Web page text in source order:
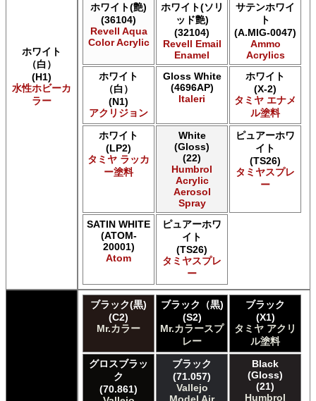
ALCLAD II ALCLAD II
Acrylicos Vallejo Vallejo Diorama FX
Acrylicos Vallejo Vallejo Game Air
Acrylicos Vallejo Vallejo Game Color
Acrylicos Vallejo Vallejo Hobby Paint スプレー
Acrylicos Vallejo Vallejo Liquid Gold
Acrylicos Vallejo Vallejo Mecha Color
Acrylicos Vallejo Vallejo Metal Color
Acrylicos Vallejo Vallejo Model Air
Acrylicos Vallejo Vallejo Model Color
Acrylicos Vallejo Vallejo Panzer Aces
Acrylicos Vallejo Vallejo Pigment FX
Acrylicos Vallejo Vallejo Premium カラー
Acrylicos Vallejo Vallejo Wash FX
Acrylicos Vallejo Vallejo Weathering FX
Acrylicos Vallejo Vallejo Xpress カラー
E7 Paints E7 Paints
E7 Paints Humbrol Acrylic Aerosol Spray
Games Workshop Limited Citadel Air
Games Workshop Limited Citadel Spray
Games Workshop Limited Citadelカラー
Games Workshop Limited 先Citadel カラー
HATAKA HOBBY Hataka
Humbrol - Hornby Hobbies Humbrol Acrylic
Humbrol of Hornby Hobbies Humbrol Enamel
ICM ICM Paints
Lifecolor Lifecolor
ホワイト
（白）
(H1)
水性ホビーカ
ラー
ホワイト(艶)
(36104)
Revell Aqua
Color Acrylic
ホワイト(ソリ
ッド艶)
(32104)
Revell Email
Enamel
サテンホワイ
ト
(A.MIG-0047)
Ammo
Acrylics
ホワイト
（白）
(N1)
アクリジョン
Gloss White
(4696AP)
Italeri
ホワイト
(X-2)
タミヤ エナメ
ル塗料
ホワイト
(LP2)
タミヤ ラッカ
ー塗料
White
(Gloss)
(22)
Humbrol
Acrylic
Aerosol
Spray
ピュアーホワ
イト
(TS26)
タミヤスプレ
ー
SATIN WHITE
(ATOM-
20001)
Atom
ピュアーホワ
イト
(TS26)
タミヤスプレ
ー
ブラック(黒)
(C2)
Mr.カラー
ブラック（黒)
(S2)
Mr.カラースプ
レー
ブラック
(X1)
タミヤ アクリ
ル塗料
グロスブラッ
ク
(70.861)
ブラック
(71.057)
Vallejo
Black
(Gloss)
(21)
Humbrol